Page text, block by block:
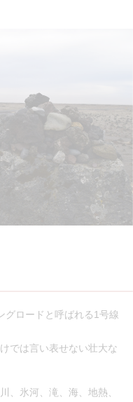
グロードと呼ばれる1号線
では言い表せない壮大な
、氷河、滝、海、地熱、